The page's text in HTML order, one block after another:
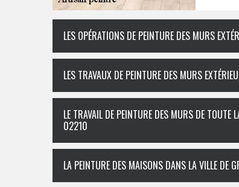
LES OPÉRATIONS DE PEINTURE DES MURS
LES TRAVAUX DE PEINTURE DES MURS
LE TRAVAIL DE PEINTURE DES MURS DE TOUTE
02210
LA PEINTURE DES MAISONS DANS LA VILLE DE